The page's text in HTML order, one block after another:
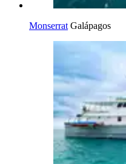
Monserrat Galápagos